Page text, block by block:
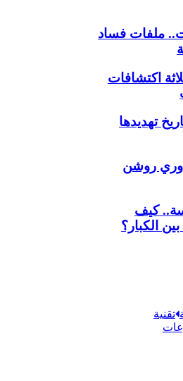
ملفات فساد
اكتشافات
تهديدها
روشن
كيف
الكبار؟
تقنية